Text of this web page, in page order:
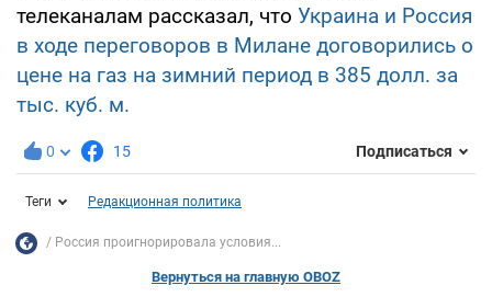
телеканалам рассказал, что Украина и Россия
в ходе переговоров в Милане договорились о
цене на газ на зимний период в 385 долл. за
тыс. куб. м.
0 15 Подписаться
Теги Редакционная политика
Россия проигнорировала условия...
Вернуться на главную OBOZ